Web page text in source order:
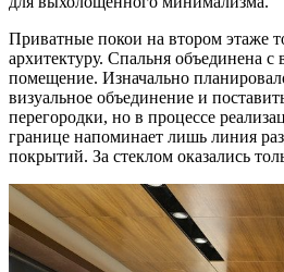
Приватные покои на втором этаже
архитектуру. Спальня объединена
помещение. Изначально
визуальное объединение и
перегородки, но в процессе
границе напоминает лишь линия
покрытий. За стеклом оказались